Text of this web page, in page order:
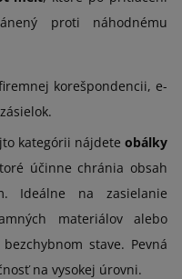
proti náhodnému
korešpondencii, e-
kategórii nájdeteobálky
účinne chránia obsah
Ideálne na zasielanie
materiálov alebo
stave. Pevná
na vysokej úrovni.